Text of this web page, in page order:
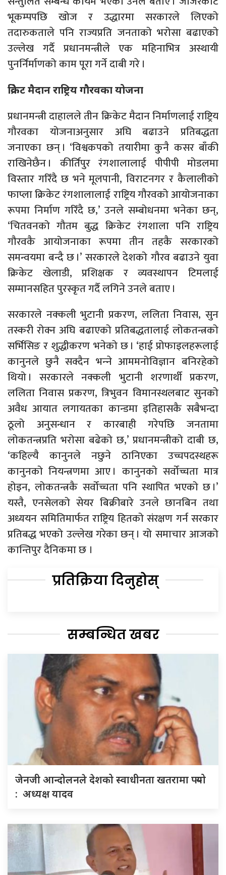
भूकम्पपछि खोज र उद्धारमा सरकारले लिएको
तदारुकताले पनि राज्यप्रति जनताको भरोसा बढाएको
उल्लेख गर्दै प्रधानमन्त्रीले एक महिनाभित्र अस्थायी
पुनर्निर्माणको काम पूरा गर्ने दाबी गरे ।
क्रिकेट मैदान राष्ट्रिय गौरवका योजना
प्रधानमन्त्री दाहालले तीन क्रिकेट मैदान निर्माणलाई राष्ट्रिय
गौरवका योजनाअनुसार अघि बढाउने प्रतिबद्धता
जनाएका छन् । ‘विश्वकपको तयारीमा कुनै कसर बाँकी
राखिनेछैन । कीर्तिपुर रंगशालालाई पीपीपी मोडलमा
विस्तार गरिँदै छ भने मूलपानी, विराटनगर र कैलालीको
फाप्ला क्रिकेट रंगशालालाई राष्ट्रिय गौरवको आयोजनाका
रूपमा निर्माण गरिँदै छ,’ उनले सम्बोधनमा भनेका छन्,
‘चितवनको गौतम बुद्ध क्रिकेट रंगशाला पनि राष्ट्रिय
गौरवकै आयोजनाका रूपमा तीन तहकै सरकारको
समन्वयमा बन्दै छ ।’ सरकारले देशको गौरव बढाउने युवा
क्रिकेट खेलाडी, प्रशिक्षक र व्यवस्थापन टिमलाई
सम्मानसहित पुरस्कृत गर्दै लगिने उनले बताए ।
सरकारले नक्कली भुटानी प्रकरण, ललिता निवास, सुन
तस्करी रोक्न अघि बढाएको प्रतिबद्धतालाई लोकतन्त्रको
सर्भिसिङ र शुद्धीकरण भनेको छ । ‘हाई प्रोफाइलहरूलाई
कानुनले छुनै सक्दैन भन्‍ने आममनोविज्ञान बनिरहेको
थियो । सरकारले नक्कली भुटानी शरणार्थी प्रकरण,
ललिता निवास प्रकरण, त्रिभुवन विमानस्थलबाट सुनको
अवैध आयात लगायतका कान्डमा इतिहासकै सबैभन्दा
ठूलो अनुसन्धान र कारबाही गरेपछि जनतामा
लोकतन्त्रप्रति भरोसा बढेको छ,’ प्रधानमन्त्रीको दाबी छ,
‘कहिल्यै कानुनले नछुने ठानिएका उच्चपदस्थहरू
कानुनको नियन्त्रणमा आए । कानुनको सर्वोच्चता मात्र
होइन, लोकतन्त्रकै सर्वोच्चता पनि स्थापित भएको छ ।’
यस्तै, एनसेलको सेयर बिक्रीबारे उनले छानबिन तथा
अध्ययन समितिमार्फत राष्ट्रिय हितको संरक्षण गर्न सरकार
प्रतिबद्ध भएको उल्लेख गरेका छन् । यो समाचार आजको
कान्तिपुर दैनिकमा छ ।
प्रतिक्रिया दिनुहोस्
सम्बन्धित खबर
जेनजी आन्दोलनले देशको स्वाधीनता खतरामा पर्‍यो
: अध्यक्ष यादव